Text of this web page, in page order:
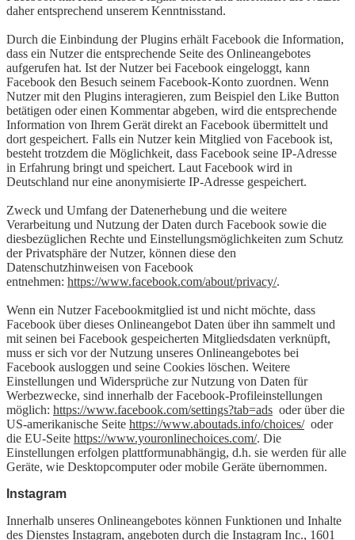
daher entsprechend unserem Kenntnisstand.
Durch die Einbindung der Plugins erhält Facebook die Information,
dass ein Nutzer die entsprechende Seite des Onlineangebotes
aufgerufen hat. Ist der Nutzer bei Facebook eingeloggt, kann
Facebook den Besuch seinem Facebook-Konto zuordnen. Wenn
Nutzer mit den Plugins interagieren, zum Beispiel den Like Button
betätigen oder einen Kommentar abgeben, wird die entsprechende
Information von Ihrem Gerät direkt an Facebook übermittelt und
dort gespeichert. Falls ein Nutzer kein Mitglied von Facebook ist,
besteht trotzdem die Möglichkeit, dass Facebook seine IP-Adresse
in Erfahrung bringt und speichert. Laut Facebook wird in
Deutschland nur eine anonymisierte IP-Adresse gespeichert.
Zweck und Umfang der Datenerhebung und die weitere
Verarbeitung und Nutzung der Daten durch Facebook sowie die
diesbezüglichen Rechte und Einstellungsmöglichkeiten zum Schutz
der Privatsphäre der Nutzer, können diese den
Datenschutzhinweisen von Facebook
entnehmen: https://www.facebook.com/about/privacy/.
Wenn ein Nutzer Facebookmitglied ist und nicht möchte, dass
Facebook über dieses Onlineangebot Daten über ihn sammelt und
mit seinen bei Facebook gespeicherten Mitgliedsdaten verknüpft,
muss er sich vor der Nutzung unseres Onlineangebotes bei
Facebook ausloggen und seine Cookies löschen. Weitere
Einstellungen und Widersprüche zur Nutzung von Daten für
Werbezwecke, sind innerhalb der Facebook-Profileinstellungen
möglich: https://www.facebook.com/settings?tab=ads oder über die
US-amerikanische Seite https://www.aboutads.info/choices/oder
die EU-Seite https://www.youronlinechoices.com/. Die
Einstellungen erfolgen plattformunabhängig, d.h. sie werden für alle
Geräte, wie Desktopcomputer oder mobile Geräte übernommen.
Instagram
Innerhalb unseres Onlineangebotes können Funktionen und Inhalte
des Dienstes Instagram, angeboten durch die Instagram Inc., 1601